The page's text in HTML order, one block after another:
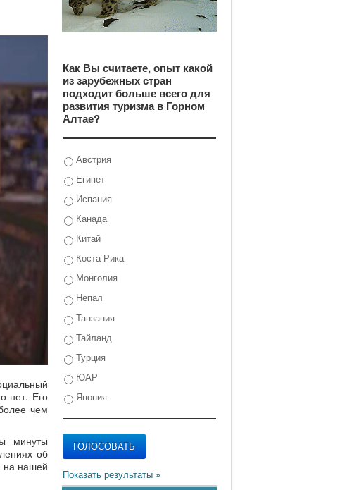
нет. Его
чем
минуты
об
на нашей
Как Вы считаете, опыт какой
из зарубежных стран
подходит больше всего для
развития туризма в Горном
Алтае?
Австрия
Египет
Испания
Канада
Китай
Коста-Рика
Монголия
Непал
Танзания
Тайланд
Турция
ЮАР
Япония